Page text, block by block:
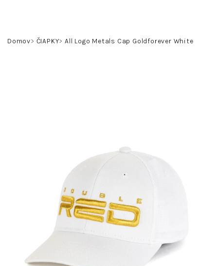
Domov ČIAPKY All Logo Metals Cap Goldforever White